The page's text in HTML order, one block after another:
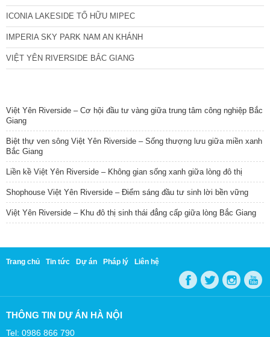
ICONIA LAKESIDE TỐ HỮU MIPEC
IMPERIA SKY PARK NAM AN KHÁNH
VIỆT YÊN RIVERSIDE BẮC GIANG
Việt Yên Riverside – Cơ hội đầu tư vàng giữa trung tâm công nghiệp Bắc
Giang
Biệt thự ven sông Việt Yên Riverside – Sống thượng lưu giữa miền xanh
Bắc Giang
Liền kề Việt Yên Riverside – Không gian sống xanh giữa lòng đô thị
Shophouse Việt Yên Riverside – Điểm sáng đầu tư sinh lời bền vững
Việt Yên Riverside – Khu đô thị sinh thái đẳng cấp giữa lòng Bắc Giang
Trang chủ Tin tức Dự án Pháp lý Liên hệ
THÔNG TIN DỰ ÁN HÀ NỘI
Tel: 0986 866 790